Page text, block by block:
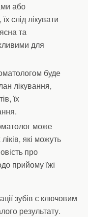
або
слід лікувати
та
для
буде
лікування,
їх
може
які можуть
про
прийому їжі
зубів є ключовим
результату.